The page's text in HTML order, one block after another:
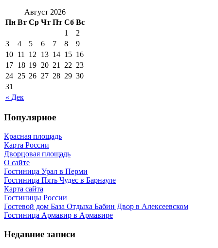
Август 2026
Пн Вт Ср Чт Пт Сб Вс
« Дек
1
2
3
4 5 6 7 8
9
10 11 12 13 14 15 16
17 18 19 20 21 22 23
24 25 26 27 28 29 30
31
Популярное
Красная площадь
Карта России
Дворцовая площадь
О сайте
Гостиница Урал в Перми
Гостиница Пять Чудес в Барнауле
Карта сайта
Гостиницы России
Гостевой дом База Отдыха Бабин Двор в Алексеевском
Гостиница Армавир в Армавире
Недавние записи